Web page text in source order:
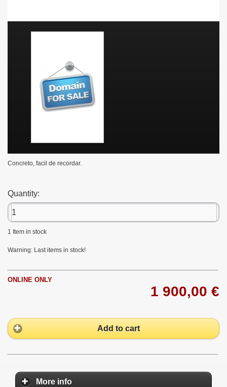
Concreto, facil de recordar.
Quantity:
1 Item in stock
Warning: Last items in stock!
ONLINE ONLY
1 900,00 €
Add to cart
More info